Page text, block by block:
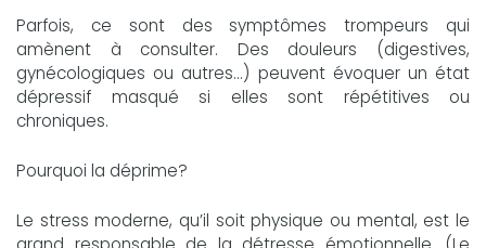
Parfois, ce sont des symptômes trompeurs qui
amènent à consulter. Des douleurs (digestives,
gynécologiques ou autres...) peuvent évoquer un état
dépressif masqué si elles sont répétitives ou
chroniques.
Pourquoi la déprime?
Le stress moderne, qu’il soit physique ou mental, est le